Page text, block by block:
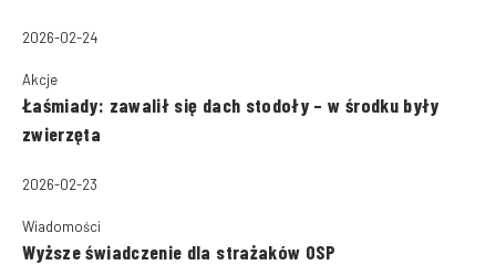
2026-02-24
Akcje
Łaśmiady: zawalił się dach stodoły – w środku były
zwierzęta
2026-02-23
Wiadomości
Wyższe świadczenie dla strażaków OSP